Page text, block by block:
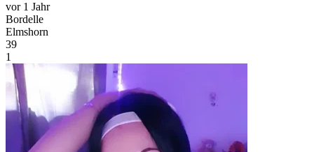
vor 1 Jahr
Bordelle
Elmshorn
39
1